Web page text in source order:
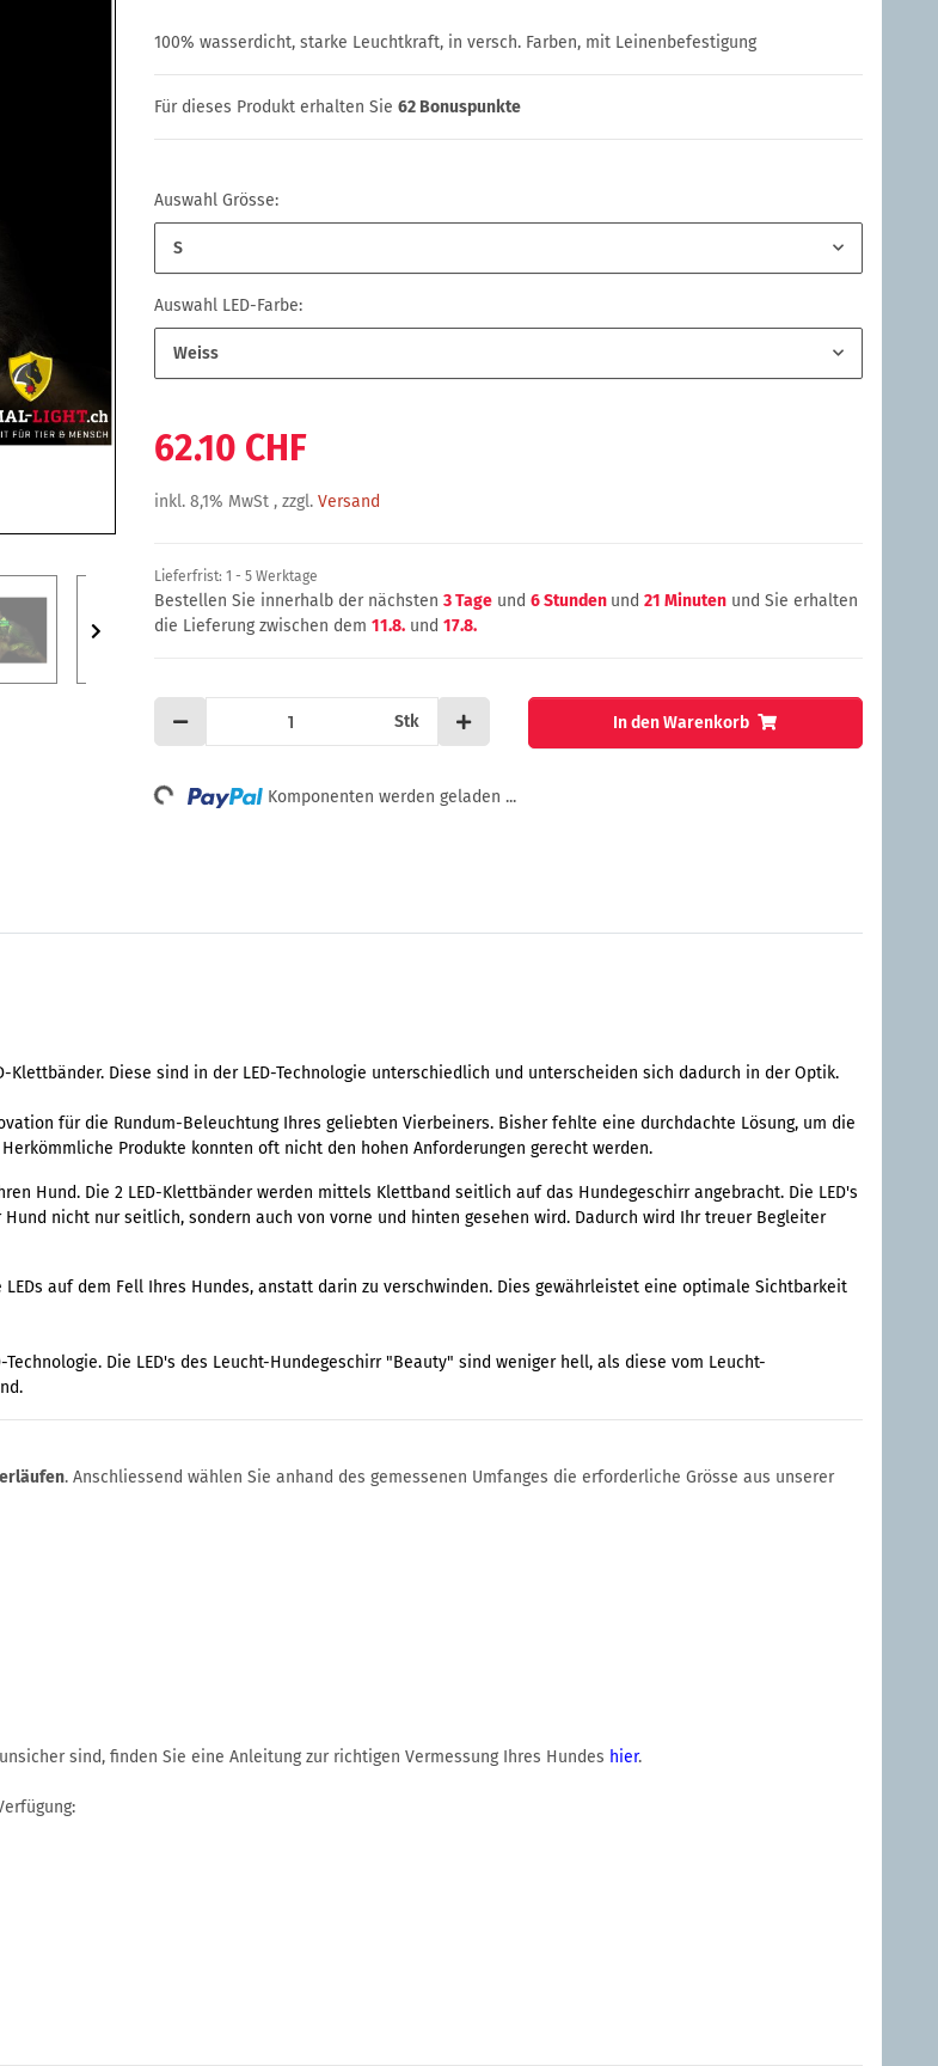
100% wasserdicht, starke Leuchtkraft, in versch. Farben, mit Leinenbefestigung
Für dieses Produkt erhalten Sie 62 Bonuspunkte
Auswahl Grösse:
S
Auswahl LED-Farbe:
Weiss
62.10 CHF
inkl. 8,1% MwSt , zzgl. Versand
Lieferfrist: 1 - 5 Werktage
Bestellen Sie innerhalb der nächsten 3 Tage und 6 Stunden und 21 Minuten und Sie erhalten
die Lieferung zwischen dem 11.8. und 17.8.
Stk In den Warenkorb
Loading... Komponenten werden geladen ...
Diese sind in der LED-Technologie unterschiedlich und unterscheiden sich dadurch in der Optik.
für die Rundum-Beleuchtung Ihres geliebten Vierbeiners. Bisher fehlte eine durchdachte Lösung, um die
Produkte konnten oft nicht den hohen Anforderungen gerecht werden.
Hund. Die 2 LED-Klettbänder werden mittels Klettband seitlich auf das Hundegeschirr angebracht. Die LED's
nicht nur seitlich, sondern auch von vorne und hinten gesehen wird. Dadurch wird Ihr treuer Begleiter
auf dem Fell Ihres Hundes, anstatt darin zu verschwinden. Dies gewährleistet eine optimale Sichtbarkeit
Die LED's des Leucht-Hundegeschirr "Beauty" sind weniger hell, als diese vom Leucht-
. Anschliessend wählen Sie anhand des gemessenen Umfanges die erforderliche Grösse aus unserer
sind, finden Sie eine Anleitung zur richtigen Vermessung Ihres Hundes hier.